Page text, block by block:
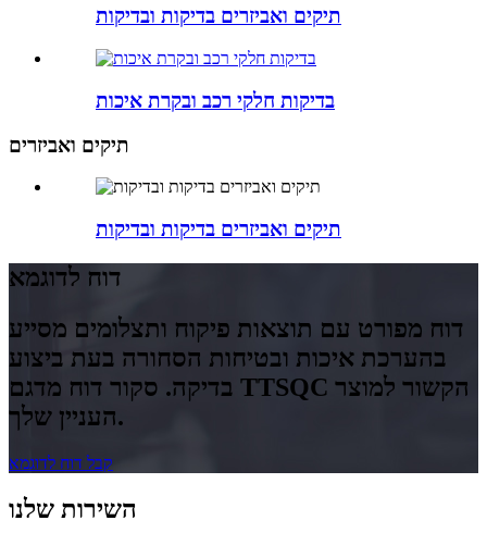
תיקים ואביזרים בדיקות ובדיקות
בדיקות חלקי רכב ובקרת איכות
תיקים ואביזרים
תיקים ואביזרים בדיקות ובדיקות
דוח לדוגמא
דוח מפורט עם תוצאות פיקוח ותצלומים מסייע
בהערכת איכות ובטיחות הסחורה בעת ביצוע
בדיקה. סקור דוח מדגם TTSQC הקשור למוצר
העניין שלך.
קבל דוח לדוגמא
השירות שלנו